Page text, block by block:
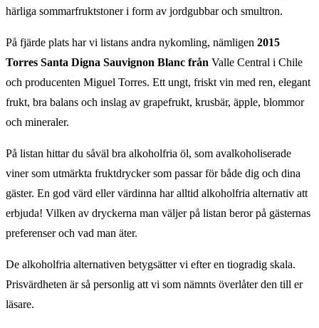
härliga sommarfruktstoner i form av jordgubbar och smultron.
På fjärde plats har vi listans andra nykomling, nämligen 2015
Torres Santa Digna Sauvignon Blanc från Valle Central i Chile
och producenten Miguel Torres. Ett ungt, friskt vin med ren, elegant
frukt, bra balans och inslag av grapefrukt, krusbär, äpple, blommor
och mineraler.
På listan hittar du såväl bra alkoholfria öl, som avalkoholiserade
viner som utmärkta fruktdrycker som passar för både dig och dina
gäster. En god värd eller värdinna har alltid alkoholfria alternativ att
erbjuda! Vilken av dryckerna man väljer på listan beror på gästernas
preferenser och vad man äter.
De alkoholfria alternativen betygsätter vi efter en tiogradig skala.
Prisvärdheten är så personlig att vi som nämnts överlåter den till er
läsare.